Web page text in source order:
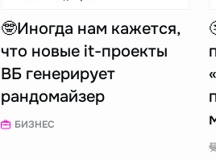
🤓Иногда нам кажется,
что новые it-проекты
ВБ генерирует
рандомайзер
БИЗНЕС